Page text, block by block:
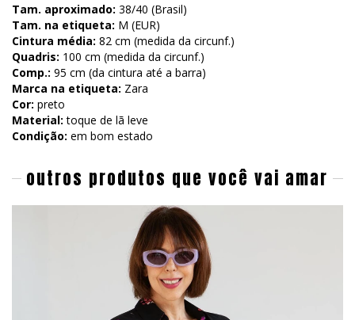
Tam. aproximado: 38/40 (Brasil)
Tam. na etiqueta: M (EUR)
Cintura média: 82 cm (medida da circunf.)
Quadris: 100 cm (medida da circunf.)
Comp.: 95 cm (da cintura até a barra)
Marca na etiqueta: Zara
Cor: preto
Material: toque de lã leve
Condição: em bom estado
outros produtos que você vai amar